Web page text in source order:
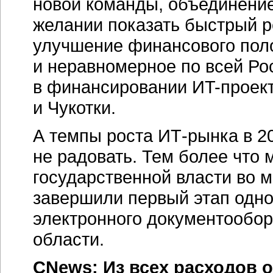
желании показать быстрый
улучшение финансового
и неравномерное по всей
в финансировании ИT-
и Чукотки.
А темпы роста ИТ-рынкав
не радовать. Тем более что
государственной власти во
завершили первый этап
электронного
области.
CNews: Из всех расходов